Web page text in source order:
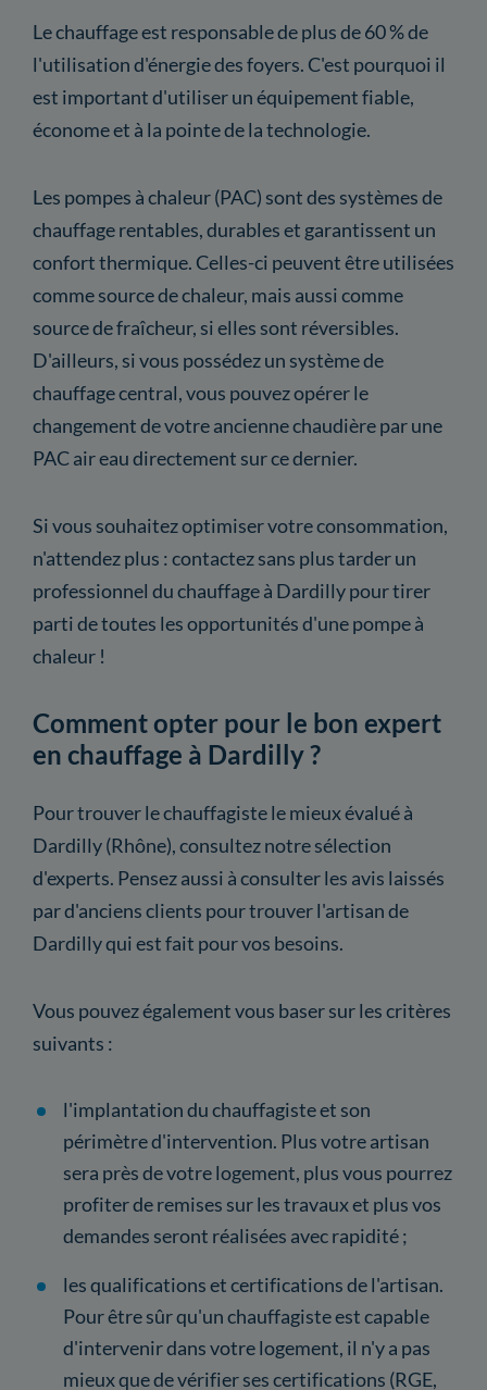
Le chauffage est responsable de plus de 60 % de
l'utilisation d'énergie des foyers. C'est pourquoi il
est important d'utiliser un équipement fiable,
économe et à la pointe de la technologie.
Les pompes à chaleur (PAC) sont des systèmes de
chauffage rentables, durables et garantissent un
confort thermique. Celles-ci peuvent être utilisées
comme source de chaleur, mais aussi comme
source de fraîcheur, si elles sont réversibles.
D'ailleurs, si vous possédez un système de
chauffage central, vous pouvez opérer le
changement de votre ancienne chaudière par une
PAC air eau directement sur ce dernier.
Si vous souhaitez optimiser votre consommation,
n'attendez plus : contactez sans plus tarder un
professionnel du chauffage à Dardilly pour tirer
parti de toutes les opportunités d'une pompe à
chaleur !
Comment opter pour le bon expert
en chauffage à Dardilly ?
Pour trouver le chauffagiste le mieux évalué à
Dardilly (Rhône), consultez notre sélection
d'experts. Pensez aussi à consulter les avis laissés
par d'anciens clients pour trouver l'artisan de
Dardilly qui est fait pour vos besoins.
Vous pouvez également vous baser sur les critères
suivants :
l'implantation du chauffagiste et son
périmètre d'intervention. Plus votre artisan
sera près de votre logement, plus vous pourrez
profiter de remises sur les travaux et plus vos
demandes seront réalisées avec rapidité ;
les qualifications et certifications de l'artisan.
Pour être sûr qu'un chauffagiste est capable
d'intervenir dans votre logement, il n'y a pas
mieux que de vérifier ses certifications (RGE,